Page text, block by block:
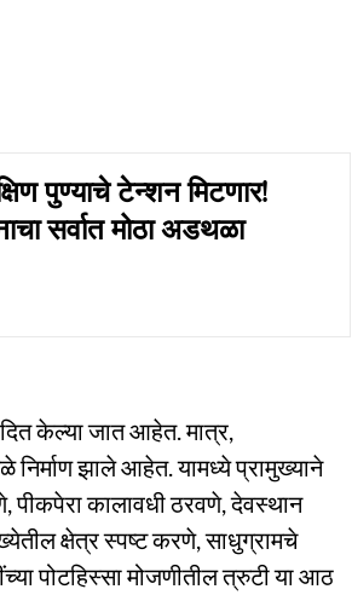
पुण्याचे टेन्शन मिटणार!
सर्वात मोठा अडथळा
केल्या जात आहेत. मात्र,
झाले आहेत. यामध्ये प्रामुख्याने
पीकपेरा कालावधी ठरवणे, देवस्थान
क्षेत्र स्पष्ट करणे, साधुग्रामचे
पोटहिस्सा मोजणीतील त्रुटी या आठ